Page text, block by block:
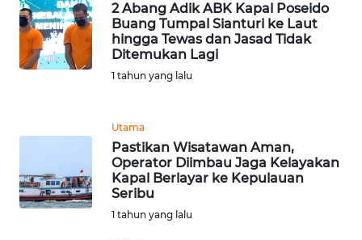
2 Abang Adik ABK Kapal Poseido
Buang Tumpal Sianturi ke Laut
hingga Tewas dan Jasad Tidak
Ditemukan Lagi
1 tahun yang lalu
Utama
Pastikan Wisatawan Aman,
Operator Diimbau Jaga Kelayakan
Kapal Berlayar ke Kepulauan
Seribu
1 tahun yang lalu
PEDOMAN
MEDIA
SIBER
KARIR
DISCLAIMER